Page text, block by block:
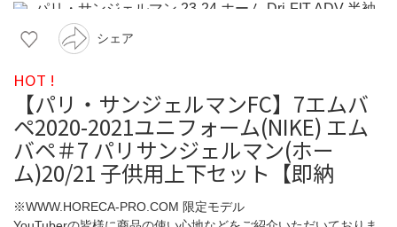
シェア
HOT !
【パリ・サンジェルマンFC】7エムバ
ペ2020-2021ユニフォーム(NIKE) エム
バペ＃7 パリサンジェルマン(ホー
ム)20/21 子供用上下セット【即納
※WWW.HORECA-PRO.COM 限定モデル